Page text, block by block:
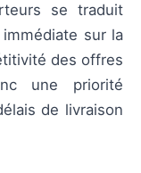
se traduit
sur la
des offres
une priorité
de livraison